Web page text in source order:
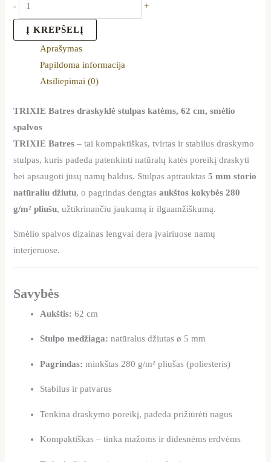
- +
Į KREPŠELĮ
Aprašymas
Papildoma informacija
Atsiliepimai (0)
TRIXIE Batres draskyklė stulpas katėms, 62 cm, smėlio
spalvos
TRIXIE Batres – tai kompaktiškas, tvirtas ir stabilus draskymo
stulpas, kuris padeda patenkinti natūralų katės poreikį draskyti
bei apsaugoti jūsų namų baldus. Stulpas aptrauktas5 mm storio
natūraliu džiutu, o pagrindas dengtasaukštos kokybės 280
g/m² pliušu, užtikrinančiu jaukumą ir ilgaamžiškumą.
Smėlio spalvos dizainas lengvai dera įvairiuose namų
interjeruose.
Savybės
Aukštis: 62 cm
Stulpo medžiaga: natūralus džiutas ø 5 mm
Pagrindas: minkštas 280 g/m² pliušas (poliesteris)
Stabilus ir patvarus
Tenkina draskymo poreikį, padeda prižiūrėti nagus
Kompaktiškas – tinka mažoms ir didesnėms erdvėms